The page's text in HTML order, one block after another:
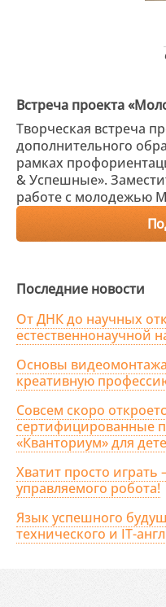
Встреча проекта
Творческая встреча
дополнительного
рамках
& Успешные».
работе с молодежью
Последние новости
От ДНК до научных
естественнонаучной
Основы
креативную
Совсем скоро
сертифицированные
«Кванториум» для
Хватит просто играть
управляемого робота!
Язык успешного
технического и IT-